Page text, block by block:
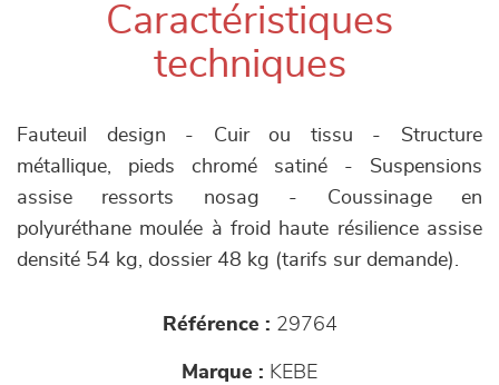
Caractéristiques
techniques
Fauteuil design - Cuir ou tissu - Structure
métallique, pieds chromé satiné - Suspensions
assise ressorts nosag - Coussinage en
polyuréthane moulée à froid haute résilience assise
densité 54 kg, dossier 48 kg (tarifs sur demande).
Référence : 29764
Marque : KEBE